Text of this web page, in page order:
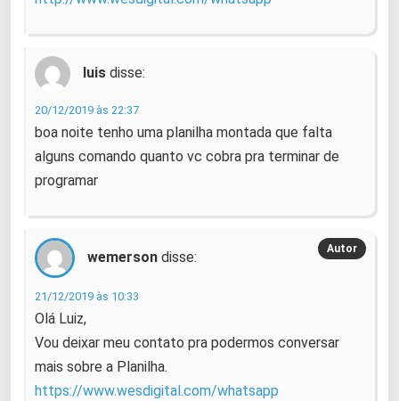
luis disse:
20/12/2019 às 22:37
boa noite tenho uma planilha montada que falta
alguns comando quanto vc cobra pra terminar de
programar
wemerson disse:
21/12/2019 às 10:33
Olá Luiz,
Vou deixar meu contato pra podermos conversar
mais sobre a Planilha.
https://www.wesdigital.com/whatsapp